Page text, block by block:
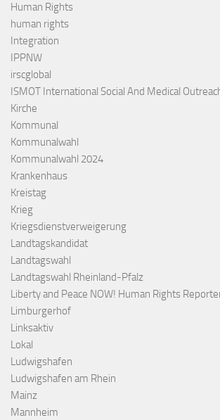
Human Rights
human rights
Integration
IPPNW
irscglobal
ISMOT International Social And Medical
Kirche
Kommunal
Kommunalwahl
Kommunalwahl 2024
Krankenhaus
Kreistag
Krieg
Kriegsdienstverweigerung
Landtagskandidat
Landtagswahl
Landtagswahl Rheinland-Pfalz
Liberty and Peace NOW! Human Rights
Limburgerhof
Linksaktiv
Lokal
Ludwigshafen
Ludwigshafen am Rhein
Mainz
Mannheim